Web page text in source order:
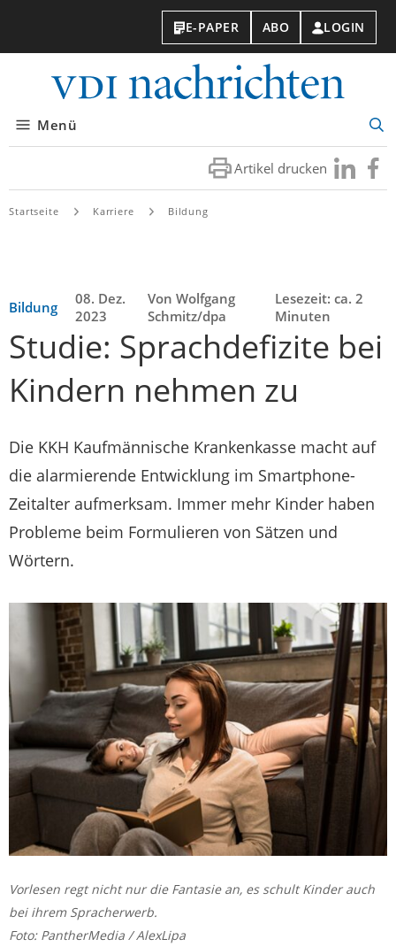
E-PAPER ABO LOGIN
Menü
Artikel drucken Besuchen
Sie
Sie
Startseite Karriere Bildung
Bildung
08. Dez.
2023
Von Wolfgang
Schmitz/dpa
Lesezeit: ca. 2
Minuten
Studie: Sprachdefizite bei
Kindern nehmen zu
Die KKH Kaufmännische Krankenkasse macht auf
die alarmierende Entwicklung im Smartphone-
Zeitalter aufmerksam. Immer mehr Kinder haben
Probleme beim Formulieren von Sätzen und
Wörtern.
Vorlesen regt nicht nur die Fantasie an, es schult Kinder auch
bei ihrem Spracherwerb.
Foto: PantherMedia / AlexLipa